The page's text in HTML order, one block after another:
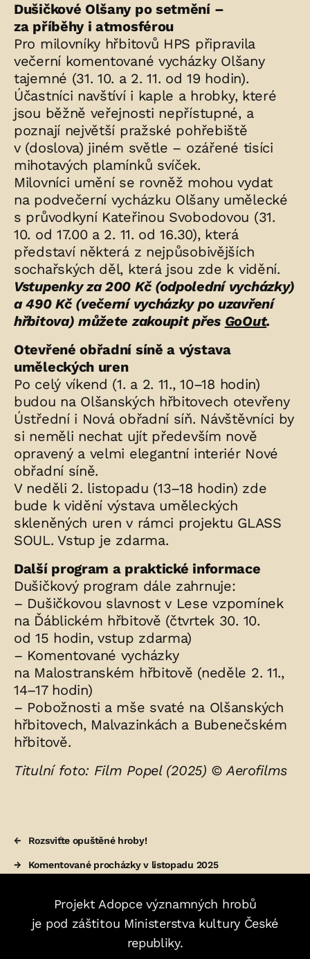
Dušičkové Olšany po setmění –
za příběhy i atmosférou
Pro milovníky hřbitovů HPS připravila
večerní komentované vycházky Olšany
tajemné (31. 10. a 2. 11. od 19 hodin).
Účastníci navštíví i kaple a hrobky, které
jsou běžně veřejnosti nepřístupné, a
poznají největší pražské pohřebiště
v (doslova) jiném světle – ozářené tisíci
mihotavých plamínků svíček.
Milovníci umění se rovněž mohou vydat
na podvečerní vycházku Olšany umělecké
s průvodkyní Kateřinou Svobodovou (31.
10. od 17.00 a 2. 11. od 16.30), která
představí některá z nejpůsobivějších
sochařských děl, která jsou zde k vidění.
Vstupenky za 200 Kč (odpolední vycházky)
a 490 Kč (večerní vycházky po uzavření
hřbitova) můžete zakoupit přes GoOut.
Otevřené obřadní síně a výstava
uměleckých uren
Po celý víkend (1. a 2. 11., 10–18 hodin)
budou na Olšanských hřbitovech otevřeny
Ústřední i Nová obřadní síň. Návštěvníci by
si neměli nechat ujít především nově
opravený a velmi elegantní interiér Nové
obřadní síně.
V neděli 2. listopadu (13–18 hodin) zde
bude k vidění výstava uměleckých
skleněných uren v rámci projektu GLASS
SOUL. Vstup je zdarma.
Další program a praktické informace
Dušičkový program dále zahrnuje:
– Dušičkovou slavnost v Lese vzpomínek
na Ďáblickém hřbitově (čtvrtek 30. 10.
od 15 hodin, vstup zdarma)
– Komentované vycházky
na Malostranském hřbitově (neděle 2. 11.,
14–17 hodin)
– Pobožnosti a mše svaté na Olšanských
hřbitovech, Malvazinkách a Bubenečském
hřbitově.
Titulní foto: Film Popel (2025) © Aerofilms
← Rozsviťte opuštěné hroby!
→ Komentované procházky v listopadu 2025
Projekt Adopce významných hrobů
je pod záštitou Ministerstva kultury České
republiky.